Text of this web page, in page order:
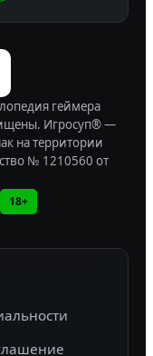
геймера
Игросуп® —
на территории
№ 1210560 от
18+